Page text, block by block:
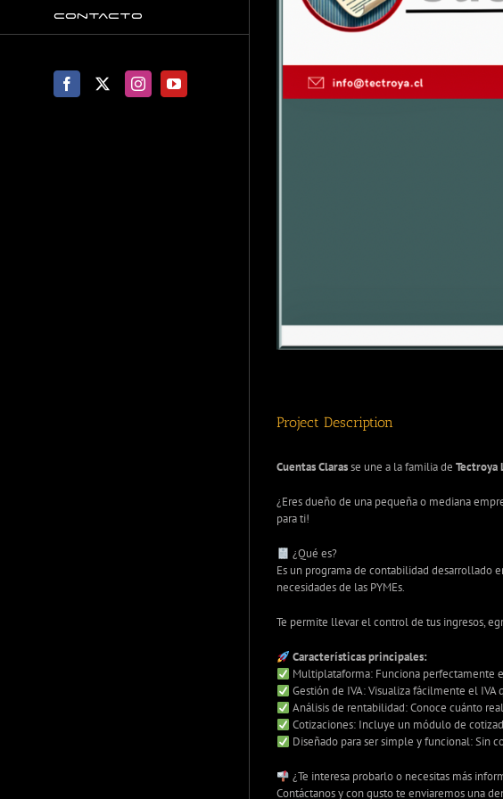
Contacto
Facebook
X InstagramYouTube
Project Description
Cuentas Clarasse une a la familia de Tectroya
¿Eres dueño de una pequeña o mediana
para ti!
¿Qué es?
Es un programa de contabilidad desarrollado
necesidades de las PYMEs.
Te permite llevar el control de tus ingresos,
Características principales:
Multiplataforma: Funciona perfectamente
Gestión de IVA: Visualiza fácilmente el IVA
Análisis de rentabilidad: Conoce cuánto
Cotizaciones: Incluye un módulo de
Diseñado para ser simple y funcional: Sin
¿Te interesa probarlo o necesitas más
Contáctanos y con gusto te enviaremos una